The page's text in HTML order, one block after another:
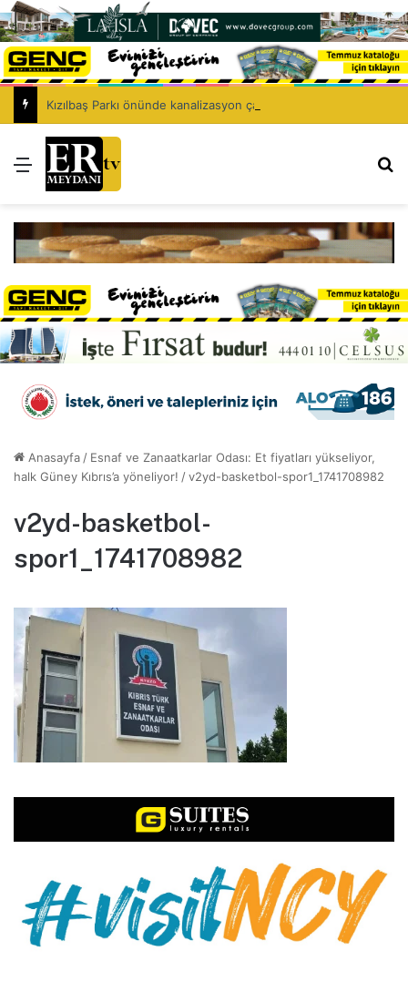
Menü
Anasayfa / Esnaf ve Zanaatkarlar Odası: Et fiyatları yükseliyor,
halk Güney Kıbrıs’a yöneliyor! /v2yd-basketbol-spor1_1741708982
v2yd-basketbol-
spor1_1741708982